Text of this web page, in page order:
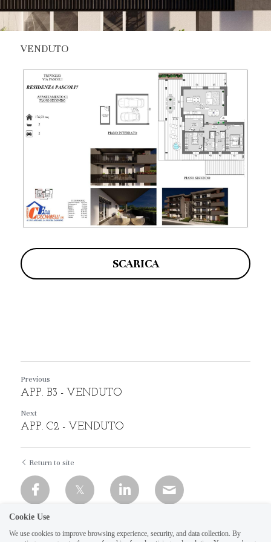
VENDUTO
SCARICA
Previous
APP. B3 - VENDUTO
Next
APP. C2 - VENDUTO
Return to site
Cookie Use
We use cookies to improve browsing experience, security, and data collection. By